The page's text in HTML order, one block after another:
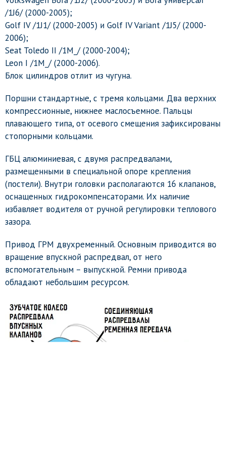
/1J6/ (2000-2005);
Golf IV /1J1/ (2000-2005) и Golf IV Variant /1J5/ (2000-
2006);
Seat Toledo II /1M_/ (2000-2004);
Leon I /1M_/ (2000-2006).
Блок цилиндров отлит из чугуна.
Поршни стандартные, с тремя кольцами. Два верхних
компрессионные, нижнее маслосъемное. Пальцы
плавающего типа, от осевого смещения зафиксированы
стопорными кольцами.
ГБЦ алюминиевая, с двумя распредвалами,
размещенными в специальной опоре крепления
(постели). Внутри головки располагаются 16 клапанов,
оснащенных гидрокомпенсаторами. Их наличие
избавляет водителя от ручной регулировки теплового
зазора.
Привод ГРМ двухременный. Основным приводится во
вращение впускной распредвал, от него
вспомогательным – выпускной. Ремни привода
обладают небольшим ресурсом.